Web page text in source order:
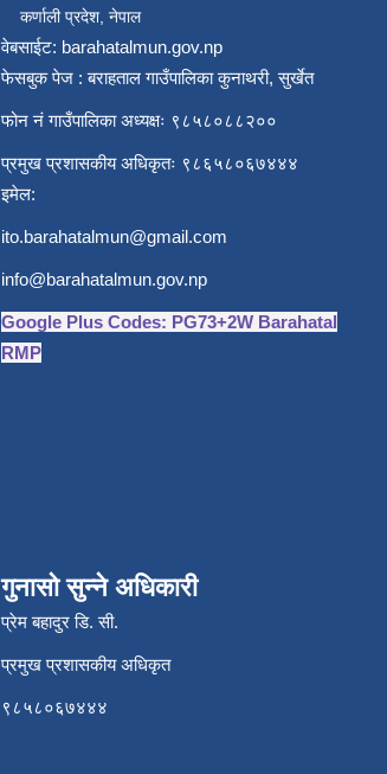
कर्णाली प्रदेश, नेपाल
वेबसाईट: barahatalmun.gov.np
फेसबुक पेज : बराहताल गाउँपालिका कुनाथरी, सुर्खेत
फोन नं गाउँपालिका अध्यक्षः ९८५८०८८२००
प्रमुख प्रशासकीय अधिकृतः ९८६५८०६७४४४
इमेल:
ito.barahatalmun@gmail.com
info@barahatalmun.gov.np
Google Plus Codes: PG73+2W Barahatal
RMP
गुनासो सुन्ने अधिकारी
प्रेम बहादुर डि. सी.
प्रमुख प्रशासकीय अधिकृत
९८५८०६७४४४